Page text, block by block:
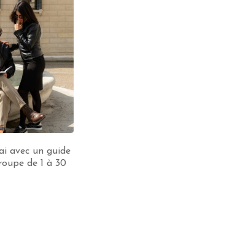
avec un guide
de 1 à 30